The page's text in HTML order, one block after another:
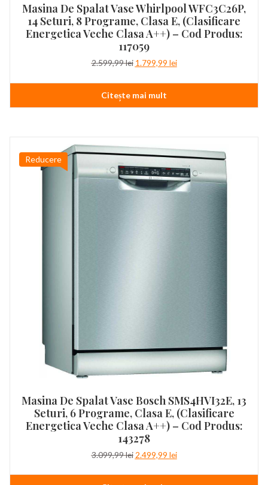
Masina De Spalat Vase Whirlpool WFC3C26P,
14 Seturi, 8 Programe, Clasa E, (clasificare
Energetica Veche Clasa A++) – Cod Produs:
117059
2.599,99lei Prețul
a
fost:
2.599,99 lei.
1.799,99 leiPrețul
este:
Citește mai mult
Reducere
Masina De Spalat Vase Bosch SMS4HVI32E, 13
Seturi, 6 Programe, Clasa E, (clasificare
Energetica Veche Clasa A++) – Cod Produs:
143278
3.099,99lei Prețul
a
2.499,99 leiPrețul
este: